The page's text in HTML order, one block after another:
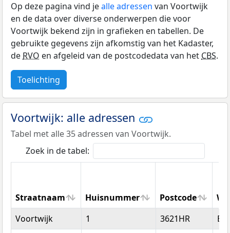
Op deze pagina vind jealle adressen van Voortwijk
en de data over diverse onderwerpen die voor
Voortwijk bekend zijn in grafieken en tabellen. De
gebruikte gegevens zijn afkomstig van het Kadaster,
deRVO en afgeleid van de postcodedata van hetCBS.
Toelichting
Voortwijk: alle adressen
Tabel met alle 35 adressen van Voortwijk.
Zoek in de tabel:
Straatnaam Huisnummer Postcode
Straatnaam
Huisnummer Postcode
Voortwijk 1 3621HR